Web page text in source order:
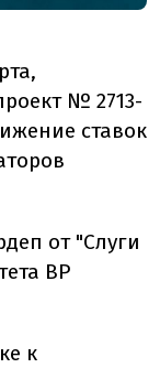
№ 2713-
ставок
от "Слуги
ВР
к